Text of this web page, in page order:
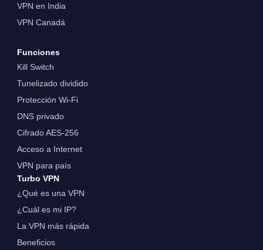
VPN en India
VPN Canadá
Funciones
Kill Switch
Tunelizado dividido
Protección Wi-Fi
DNS privado
Cifrado AES-256
Acceso a Internet
VPN para país
Turbo VPN
¿Qué es una VPN
¿Cuál es mi IP?
La VPN más rápida
Beneficios